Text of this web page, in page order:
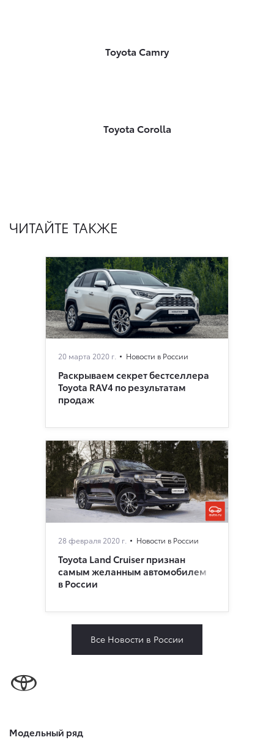
Toyota Camry
Toyota Corolla
ЧИТАЙТЕ ТАКЖЕ
20 марта 2020 г. Новости в России
Раскрываем секрет бестселлера
Toyota RAV4 по результатам
продаж
28 февраля 2020 г. Новости в России
Toyota Land Cruiser признан
самым желанным автомобилем
в России
Все Новости в России
Модельный ряд